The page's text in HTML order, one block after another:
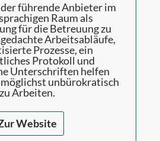
führende Anbieter im
Raum als
für die Betreuung zu
Arbeitsabläufe,
Prozesse, ein
Protokoll und
Unterschriften helfen
unbürokratisch
zu Arbeiten.
Website